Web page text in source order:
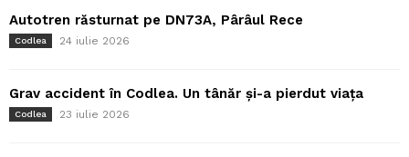
Autotren răsturnat pe DN73A, Pârâul Rece
Codlea 24 iulie 2026
Grav accident în Codlea. Un tânăr și-a pierdut viața
Codlea 23 iulie 2026